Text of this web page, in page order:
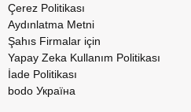
Çerez Politikası
Aydınlatma Metni
Şahıs Firmalar için
Yapay Zeka Kullanım Politikası
İade Politikası
bodo Україна